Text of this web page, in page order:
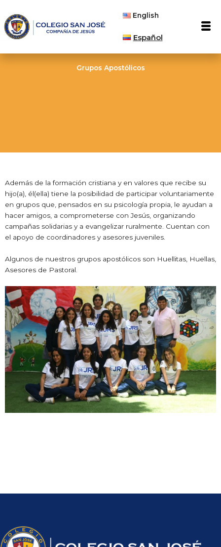
contenido
English
Español
Grupos Apostólicos
Además de la formación cristiana y en valores que recibe su
hijo(a), él(ella) tiene la posibilidad de participar voluntariamente
en grupos que, pensados en su psicología propia, le ayudan a
hacer amigos, a comprometerse con Jesús, organizando
campañas solidarias y a evangelizar ruralmente. Cuentan con
el apoyo de coordinadores y asesores juveniles.
Algunos de nuestros grupos apostólicos son Huellitas, Huellas,
Asesores de Pastoral.